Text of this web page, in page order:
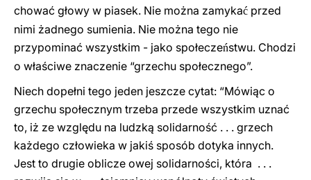
chować głowy w piasek. Nie można zamykać przed
nimi żadnego sumienia. Nie można tego nie
przypominać wszystkim - jako społeczeństwu. Chodzi
o właściwe znaczenie “grzechu społecznego”.
Niech dopełni tego jeden jeszcze cytat: “Mówiąc o
grzechu społecznym trzeba przede wszystkim uznać
to, iż ze względu na ludzką solidarność . . . grzech
każdego człowieka w jakiś sposób dotyka innych.
Jest to drugie oblicze owej solidarności, która . . .